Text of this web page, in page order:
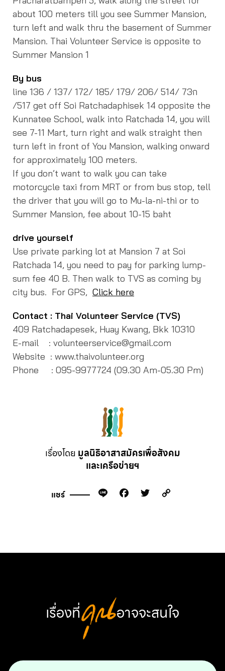
about 100 meters till you see Summer Mansion,
turn left and walk thru the basement of Summer
Mansion. Thai Volunteer Service is opposite to
Summer Mansion 1
By bus
line 136 / 137/ 172/ 185/ 179/ 206/ 514/ 73ก
/517 get off Soi Ratchadaphisek 14 opposite the
Kunnatee School, walk into Ratchada 14, you will
see 7-11 Mart, turn right and walk straight then
turn left in front of You Mansion, walking onward
for approximately 100 meters.
If you don’t want to walk you can take
motorcycle taxi from MRT or from bus stop, tell
the driver that you will go to Mu-la-ni-thi or to
Summer Mansion, fee about 10-15 baht
drive yourself
Use private parking lot at Mansion 7 at Soi
Ratchada 14, you need to pay for parking lump-
sum fee 40 B. Then walk to TVS as coming by
city bus. For GPS, Click here
Contact : Thai Volunteer Service (TVS)
409 Ratchadapesek, Huay Kwang, Bkk 10310
E-mail : volunteerservice@gmail.com
Website : www.thaivolunteer.org
Phone : 095-9977724 (09.30 Am-05.30 Pm)
เรื่องโดย มูลนิธิอาสาสมัครเพื่อสังคม
และเครือข่ายฯ
แชร์ Line Facebook
Twitter
เรื่องที่คุณ อาจจะสนใจ